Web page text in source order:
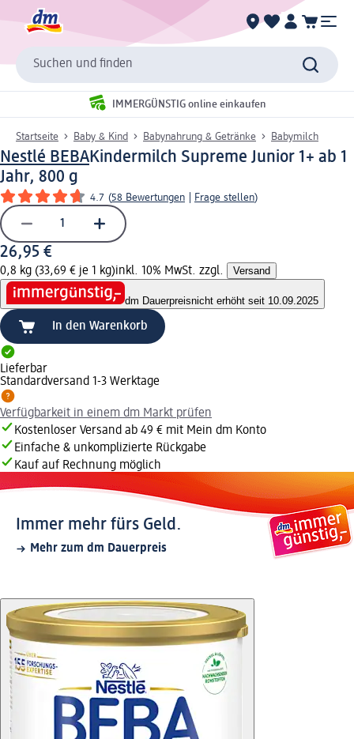
Suchen und finden
IMMERGÜNSTIG online einkaufen
Startseite Baby & Kind Babynahrung & Getränke Babymilch
Nestlé BEBAKindermilch Supreme Junior 1+ ab 1
Jahr, 800 g
4.7 (58 Bewertungen Frage stellen)
26,95 €
0,8 kg (33,69 € je 1 kg)inkl. 10% MwSt. zzgl. Versand
dm Dauerpreisnicht erhöht seit 10.09.2025
In den Warenkorb
Lieferbar
Standardversand 1-3 Werktage
Verfügbarkeit in einem dm Markt prüfen
Kostenloser Versand ab 49 € mit Mein dm Konto
Einfache & unkomplizierte Rückgabe
Kauf auf Rechnung möglich
Immer mehr fürs Geld.
Mehr zum dm Dauerpreis